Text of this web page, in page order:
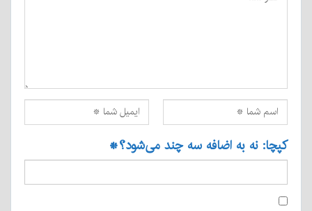
کپچا: نه به اضافه سه چند می‌شود؟*